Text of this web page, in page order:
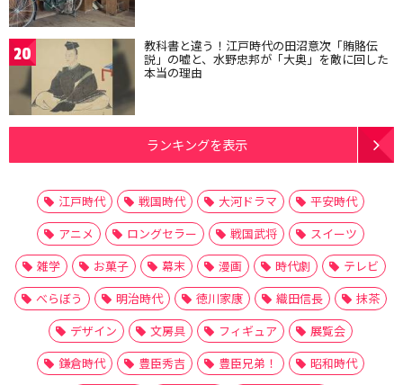
20 教科書と違う！江戸時代の田沼意次「賄賂伝
説」の嘘と、水野忠邦が「大奥」を敵に回した
本当の理由
ランキングを表示
江戸時代 戦国時代 大河ドラマ
平安時代
アニメ
ロングセラー 戦国武将
スイーツ
雑学
お菓子 幕末 漫画 時代劇
テレビ
べらぼう
明治時代 徳川家康 織田信長
抹茶
デザイン
文房具 フィギュア
展覧会
鎌倉時代
豊臣秀吉 豊臣兄弟！
昭和時代